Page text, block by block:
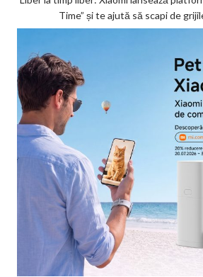
Time” și te ajută să scapi de